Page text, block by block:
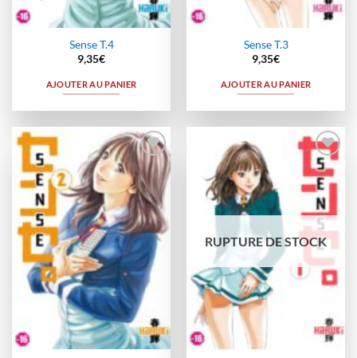
Sense T.4
9,35€
AJOUTER AU PANIER
Sense T.3
9,35€
AJOUTER AU PANIER
Ajouter
à la
wishlist
Ajouter
à la
wishlist
RUPTURE DE STOCK